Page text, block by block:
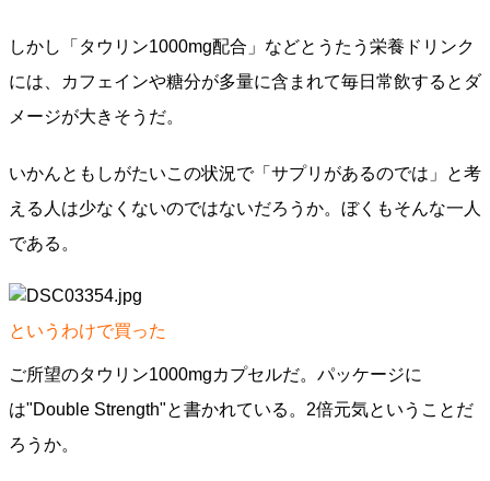
しかし「タウリン1000mg配合」などとうたう栄養ドリンク
には、カフェインや糖分が多量に含まれて毎日常飲するとダ
メージが大きそうだ。
いかんともしがたいこの状況で「サプリがあるのでは」と考
える人は少なくないのではないだろうか。ぼくもそんな一人
である。
というわけで買った
ご所望のタウリン1000mgカプセルだ。パッケージに
は"Double Strength"と書かれている。2倍元気ということだ
ろうか。